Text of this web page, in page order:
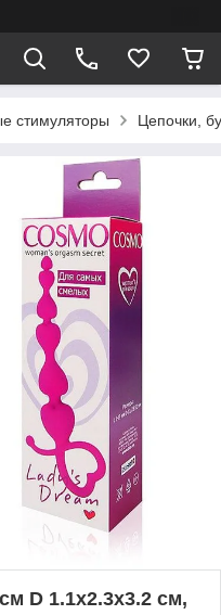
стимуляторы Цепочки,
D 1.1x2.3x3.2 см,